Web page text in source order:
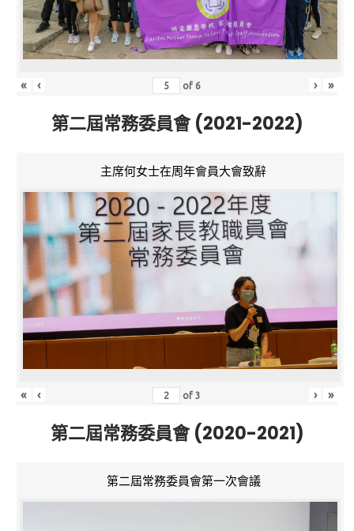
« ‹ of 6 › »
第二屆常務委員會 (2021-2022)
主席何女士在周年會員大會致辭
« ‹ of3 › »
第二屆常務委員會 (2020-2021)
第二屆常務委員會第一次會議